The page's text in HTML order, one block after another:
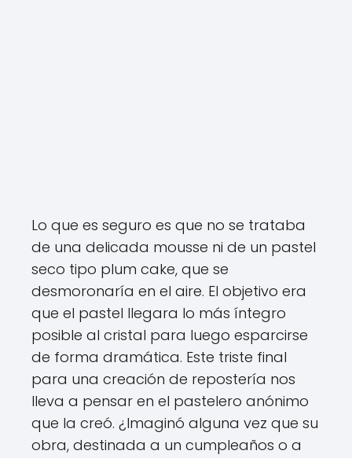
Lo que es seguro es que no se trataba
de una delicada mousse ni de un pastel
seco tipo plum cake, que se
desmoronaría en el aire. El objetivo era
que el pastel llegara lo más íntegro
posible al cristal para luego esparcirse
de forma dramática. Este triste final
para una creación de repostería nos
lleva a pensar en el pastelero anónimo
que la creó. ¿Imaginó alguna vez que su
obra, destinada a un cumpleaños o a